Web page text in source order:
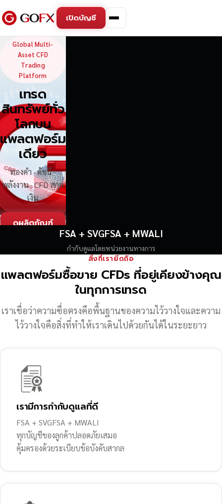
เปิดบัญชี
GoFX — Global Multi-
Global Multi-
Asset CFD
Trading
Platform
เทรด
สินทรัพย์ทั่ว
โลกบน
แพลตฟอร์ม
เดียว
ทองคำ · ดัชนี ·
พลังงาน · CFD สกุล
เงิน
ดูผลิตภัณฑ์
FSA + SVGFSA + MWALI
กำกับดูแลโดยหน่วยงานทางการ
สิ่งที่เรายึดถือ
แพลตฟอร์มซื้อขาย CFDs ที่อยู่เคียงข้างคุณ
ในทุกการเทรด
เราเชื่อว่าความซื่อตรงคือพื้นฐานของความไว้วางใจและความ
ไว้วางใจคือสิ่งที่ทำให้เราเดินไปด้วยกันได้ในระยะยาว
เรามีการกำกับดูแลที่ดี
FSA + SVGFSA + MWALI
ทุกบัญชีของลูกค้าปลอดภัยเสมอ
คุ้มครองด้วยระเบียบข้อบังคับสากล